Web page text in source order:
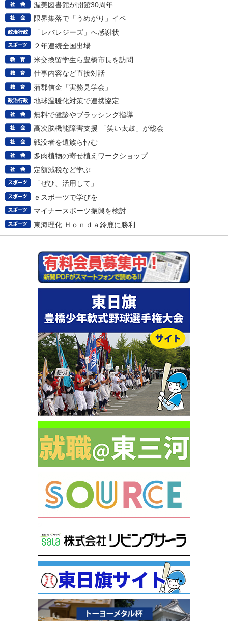
渥美図書館が開館30周年
限界集落で「うめがり」イベ
「レバレジーズ」へ感謝状
２年連続全国出場
米交換留学生ら豊橋市長を訪問
仕事内容など直接対話
蒲郡信金「実務見学会」
地球温暖化対策で連携協定
無料で健診やブラッシング指導
高次脳機能障害支援 「笑い太鼓」が総会
戦没者を遺族ら悼む
多肉植物の寄せ植えワークショップ
定額減税など学ぶ
「ぜひ、活用して」
ｅスポーツで学びを
マイナースポーツ振興を検討
東海理化 Ｈｏｎｄａ鈴鹿に勝利